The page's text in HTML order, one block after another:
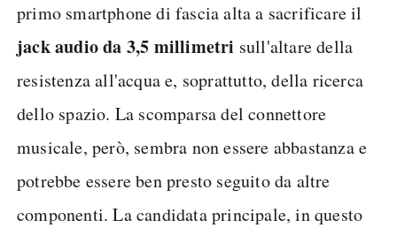
primo smartphone di fascia alta a sacrificare il
jack audio da 3,5 millimetri sull'altare della
resistenza all'acqua e, soprattutto, della ricerca
dello spazio. La scomparsa del connettore
musicale, però, sembra non essere abbastanza e
potrebbe essere ben presto seguito da altre
componenti. La candidata principale, in questo